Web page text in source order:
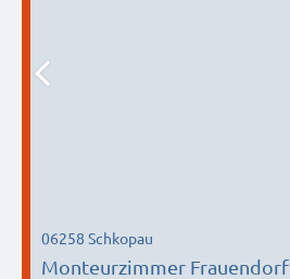
Monteurzimmer Frauendorf
06258 Schkopau